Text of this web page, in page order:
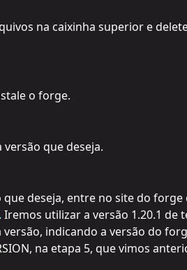
na caixinha superior e
o forge.
versão que deseja.
deseja, entre no site do forge
. Iremos utilizar a versão 1.20.1 de
indicando a versão do
na etapa 5, que vimos